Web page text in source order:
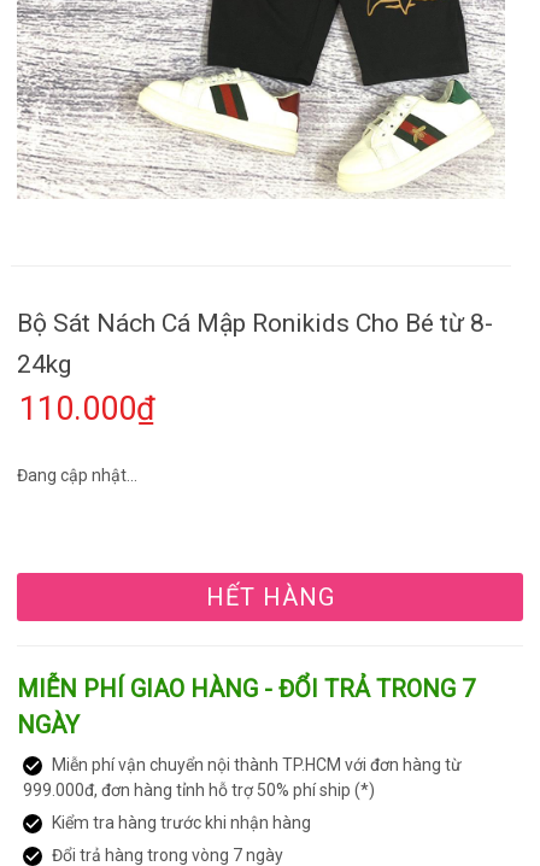
Bộ Sát Nách Cá Mập Ronikids Cho Bé từ 8-
24kg
110.000₫
Đang cập nhật...
HẾT HÀNG
MIỄN PHÍ GIAO HÀNG - ĐỔI TRẢ TRONG 7
NGÀY
Miễn phí vận chuyển nội thành TP.HCM với đơn hàng từ
999.000đ, đơn hàng tỉnh hỗ trợ 50% phí ship (*)
Kiểm tra hàng trước khi nhận hàng
Đổi trả hàng trong vòng 7 ngày